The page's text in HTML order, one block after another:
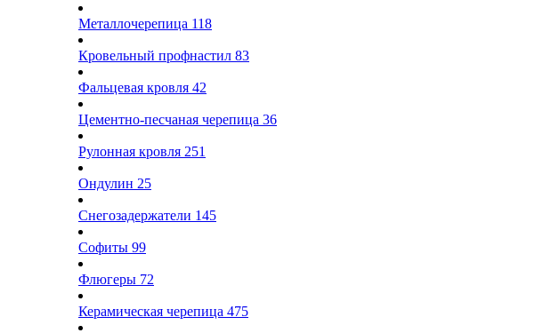
Металлочерепица 118
Кровельный профнастил 83
Фальцевая кровля 42
Цементно-песчаная черепица 36
Рулонная кровля 251
Ондулин 25
Снегозадержатели 145
Софиты 99
Флюгеры 72
Керамическая черепица 475